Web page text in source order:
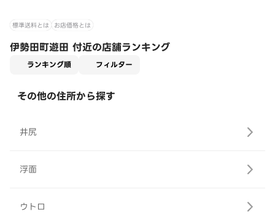
標準送料とは お店価格とは
伊勢田町遊田 付近の店舗ランキング
ランキング順 フィルター
その他の住所から探す
井尻
浮面
ウトロ